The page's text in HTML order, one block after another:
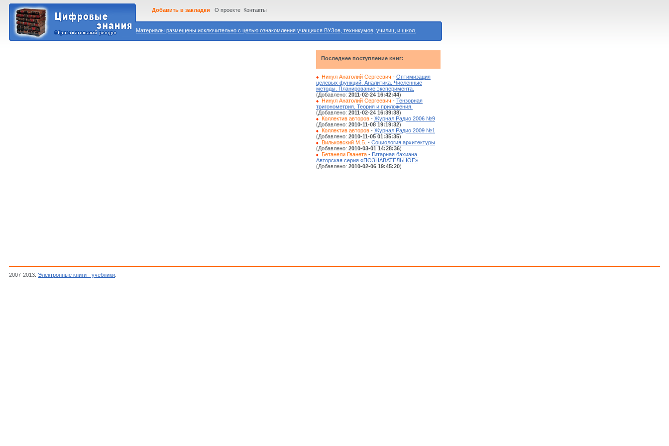
Материалы размещены исключительно с целью ознакомления учащихся ВУЗов, техникумов, училищ и школ.
Добавить в закладки О проекте Контакты
Последнее поступление книг:
Нинул Анатолий Сергеевич - Оптимизация
целевых функций. Аналитика. Численные
методы. Планирование эксперимента.
(Добавлено: 2011-02-24 16:42:44)
Нинул Анатолий Сергеевич - Тензорная
тригонометрия. Теория и приложения.
(Добавлено: 2011-02-24 16:39:38)
Коллектив авторов - Журнал Радио 2006 №9
(Добавлено: 2010-11-08 19:19:32)
Коллектив авторов - Журнал Радио 2009 №1
(Добавлено: 2010-11-05 01:35:35)
Вильковский М.Б. - Социология архитектуры
(Добавлено: 2010-03-01 14:28:36)
Бетанели Гванета - Гитарная бахиана.
Авторская серия «ПОЗНАВАТЕЛЬНОЕ»
(Добавлено: 2010-02-06 19:45:20)
2007-2013. Электронные книги - учебники